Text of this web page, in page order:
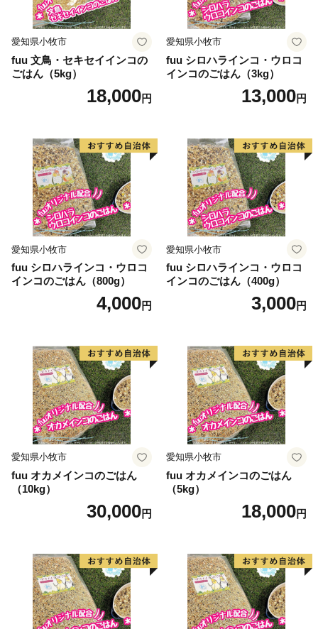
す。ご注意ください※
田原市は愛知県南部の渥美半島に位置し、ほぼ半島全
域を市域としています。美しい海と緑豊かな自然に恵ま
条件から農業が盛んで、温室メロン、トマト、花きなど
トコーン、スイカなどの露地栽培、さらに乳牛、肉牛、
養豚などの畜産もあり全国有数の農業地帯として全国の
皆様に安全・安心な農産物をお届けしております。
このような中、田原市では「うるおいと活力のあるガ
ーデンシティ」を目指し、市民と協働で構想実現に向け
努力しております。また、市外から多くの方々が田原市
を訪れ、さらには定住していただけるようにするため、
サーフタウン構想を掲げ、推進しております。さらには
安全・安心な農産物を全国にお届けするため、環境保全
型農業の実現などにも力を注いでおります。
「応援団」として「ふるさと納税」を募集しておりま
す。多くの皆様からのご支援をお待ちしております。
■受領証明書及びワンストップ特例申請書のお届けにつ
いて
入金確認後、注文内容確認画面の【注文者情報】に記載
の住所にお送りいたします。
発送の時期は、2週間～1ヵ月以内を目途に、お礼の特産
品とは別にお送りいたします。(年末年始を除く)
愛知県小牧市
fuu 文鳥・セキセイインコの
ごはん（5kg）
18,000円
愛知県小牧市
fuu シロハラインコ・ウロコ
インコのごはん（3kg）
13,000円
愛知県小牧市
fuu シロハラインコ・ウロコ
インコのごはん（800g）
4,000円
愛知県小牧市
fuu シロハラインコ・ウロコ
インコのごはん（400g）
3,000円
愛知県小牧市
fuu オカメインコのごはん
（10kg）
30,000円
愛知県小牧市
fuu オカメインコのごはん
（5kg）
18,000円